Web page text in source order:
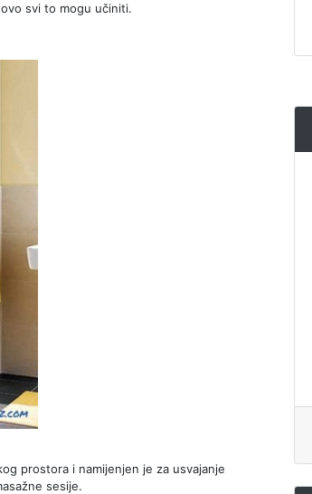
svi to mogu učiniti.
prostora i namijenjen je za usvajanje
sesije.